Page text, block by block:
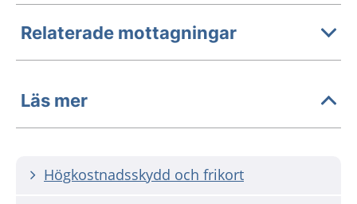
Relaterade mottagningar
Läs mer
Högkostnadsskydd och frikort